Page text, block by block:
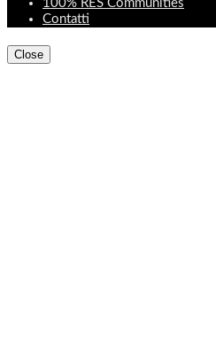
100% RES Communities
Contatti
Close